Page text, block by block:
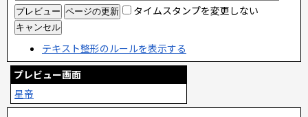
タイムスタンプを変更しない
テキスト整形のルールを表示する
プレビュー画面
星帝